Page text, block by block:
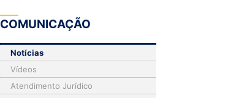
COMUNICAÇÃO
Notícias
Vídeos
Atendimento Jurídico